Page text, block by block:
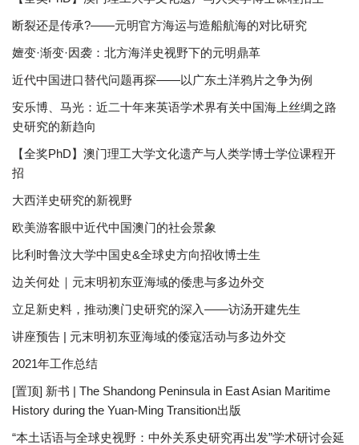
断裂还是传承?——元明官方海运与造船航海的对比研究
嬗变·渐变·因袭：北方海洋史视野下的元明鼎革
近代中国进口替代问题再探——以广东土洋鸦片之争为例
安乐博、马光：近二十年来英语学术界有关中国海上丝绸之路
史研究的新趋向
【全奖PhD】澳门理工大学文化遗产与人类学博士学位课程开
招
大西洋史研究的新视野
欧美游客眼中近代中国澳门的社会景象
比利时鲁汶大学中国史&全球史方向招收博士生
边关何处｜元末明初东亚海域的倭患与多边外交
立足新史料，推动澳门史研究的深入——访汤开建先生
讲座预告 | 元末明初东亚海域的倭寇活动与多边外交
2021年工作总结
[置顶] 新书 | The Shandong Peninsula in East Asian Maritime
History during the Yuan-Ming Transition出版
“本土话语与全球史视野：中外关系史研究再出发”学术研讨会延